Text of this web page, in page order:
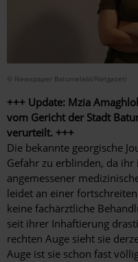
© Newspaper Batumelebi/Netgazeti
+++ Update: Mzia
vom Gericht der Stadt
verurteilt. +++
Die bekannte georgische
Gefahr zu erblinden, da
angemessener
leidet an einer
keine fachärztliche
seit ihrer Inhaftierung
rechten Auge sieht sie
Auge ist sie schon fast